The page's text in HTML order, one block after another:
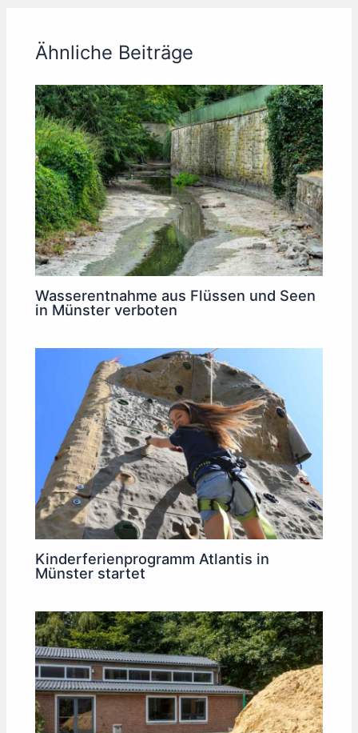
Ähnliche Beiträge
Wasserentnahme aus Flüssen und Seen
in Münster verboten
Kinderferienprogramm Atlantis in
Münster startet